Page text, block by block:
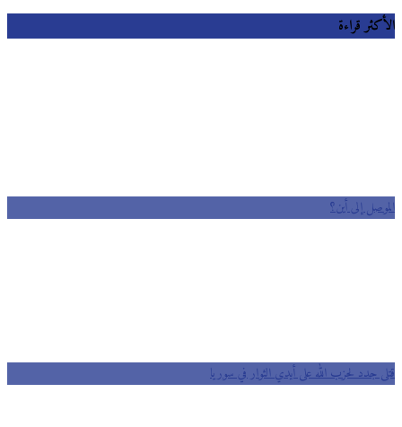
الأكثر قراءة
الموصل إلى أين؟
قتلى جدد لحزب الله على أيدي الثوار في سوريا